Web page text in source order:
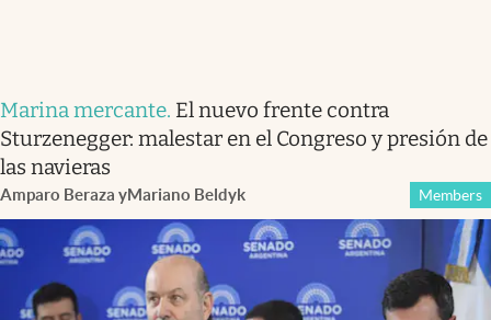
Marina mercante. El nuevo frente contra
Sturzenegger: malestar en el Congreso y presión de
las navieras
Amparo Beraza yMariano Beldyk Members